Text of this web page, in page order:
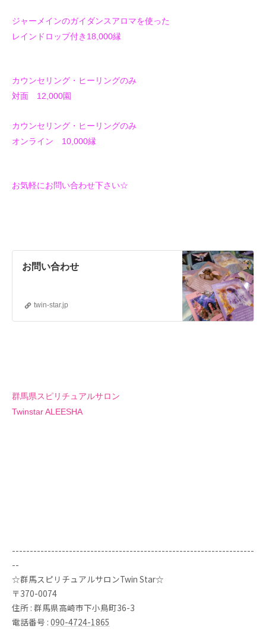
ジャーメインのガイダンスアロマを使った
レインドロップ付き18,000縁
カウンセリング・ヒーリングのみ
対面 12,000園
カウンセリング・ヒーリングのみ
オンライン 10,000縁
お気軽にお問い合わせ下さい☆
お問い合わせ
twin-star.jp
群馬県スピリチュアルサロン
Twinstar ALEESHA
--------------------------------------------------------------------
--
☆群馬スピリチュアルサロンTwin Star☆
〒370-0074
住所 : 群馬県高崎市下小鳥町36-3
電話番号 : 090-4724-1865